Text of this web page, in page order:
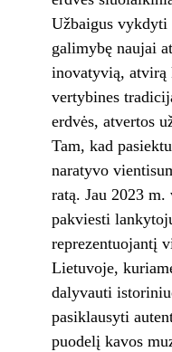
Užbaigus vykdyti
galimybę naujai
inovatyvią, atvirą
vertybines
erdvės, atvertos
Tam, kad
naratyvo
ratą. Jau 2023 m.
pakviesti
reprezentuojantį
Lietuvoje,
dalyvauti
pasiklausyti
puodelį kavos